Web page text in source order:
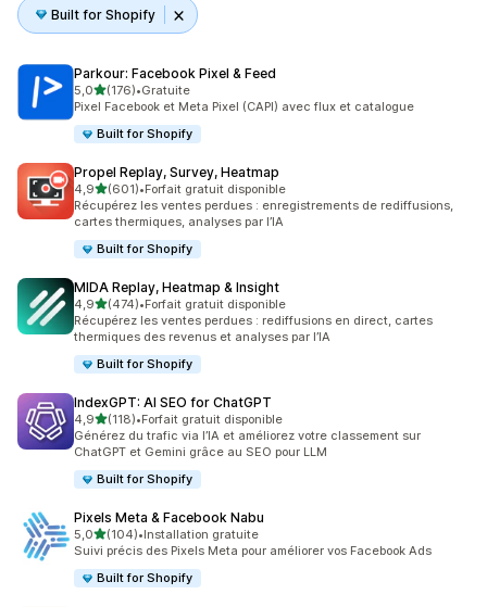
Built for Shopify
Parkour: Facebook Pixel & Feed
5,0étoile(s) sur 5
(176)
176 avis au total
•Gratuite
Pixel Facebook et Meta Pixel (CAPI) avec flux et catalogue
Built for Shopify
Propel Replay, Survey, Heatmap
4,9étoile(s) sur 5
(601)
601 avis au total
•Forfait gratuit disponible
Récupérez les ventes perdues : enregistrements de rediffusions,
cartes thermiques, analyses par l’IA
Built for Shopify
MIDA Replay, Heatmap & Insight
4,9étoile(s) sur 5
(474)
474 avis au total
•Forfait gratuit disponible
Récupérez les ventes perdues : rediffusions en direct, cartes
thermiques des revenus et analyses par l’IA
Built for Shopify
IndexGPT: AI SEO for ChatGPT
4,9étoile(s) sur 5
(118)
118 avis au total
•Forfait gratuit disponible
Générez du trafic via l’IA et améliorez votre classement sur
ChatGPT et Gemini grâce au SEO pour LLM
Built for Shopify
Pixels Meta & Facebook Nabu
5,0étoile(s) sur 5
(104)
104 avis au total
•Installation gratuite
Suivi précis des Pixels Meta pour améliorer vos Facebook Ads
Built for Shopify